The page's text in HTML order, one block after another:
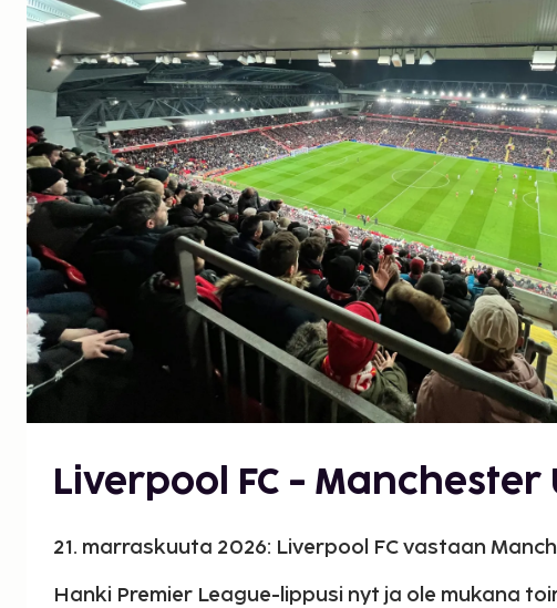
Liverpool FC - Manchester
21. marraskuuta 2026: Liverpool FC vastaan
Hanki Premier League-lippusi nyt ja ole mukana